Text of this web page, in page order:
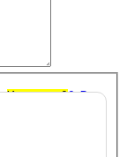
Корзина 00 ₽